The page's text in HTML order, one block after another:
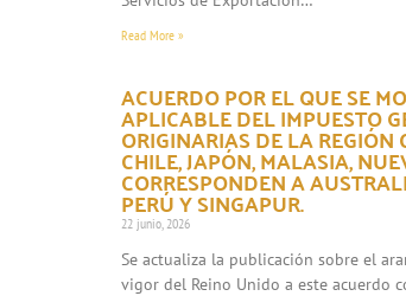
Read More »
ACUERDO POR EL QUE SE
APLICABLE DEL IMPUESTO
ORIGINARIAS DE LA
CHILE, JAPÓN, MALASIA,
CORRESPONDEN A
PERÚ Y SINGAPUR.
22 junio, 2026
Se actualiza la publicación sobre el
vigor del Reino Unido a este acuerdo